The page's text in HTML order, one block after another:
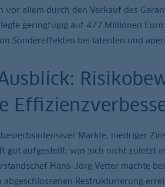
vor allem durch den Verkauf des
geringfügig auf 477 Millionen
Sondereffekten bei latenten und
Märkte, niedriger
gut aufgestellt, was sich nicht zuletzt
Hans-Jörg Vetter machte
Restrukturierung